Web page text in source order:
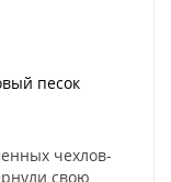
песок
чехлов-
свою